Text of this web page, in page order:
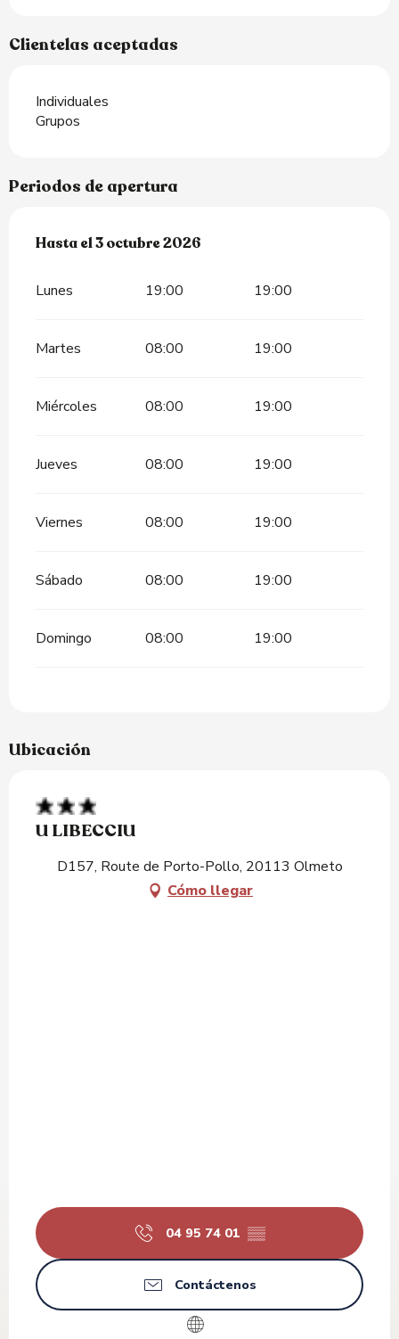
Clientelas aceptadas
Individuales
Grupos
Periodos de apertura
Del12 abril 2026al3 octubre 2026
Hasta el3 octubre 2026
Lunes 19:00 19:00
Martes 08:00 19:00
Miércoles 08:00 19:00
Jueves 08:00 19:00
Viernes 08:00 19:00
Sábado 08:00 19:00
Domingo 08:00 19:00
Ubicación
U LIBECCIU
D157, Route de Porto-Pollo, 20113 Olmeto
Cómo llegar
04 95 74 01 ▒▒
Contáctenos